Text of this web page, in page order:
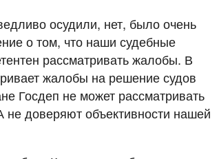
осудили, нет, было очень
о том, что наши судебные
рассматривать жалобы. В
жалобы на решение судов
Госдеп не может рассматривать
доверяют объективности нашей